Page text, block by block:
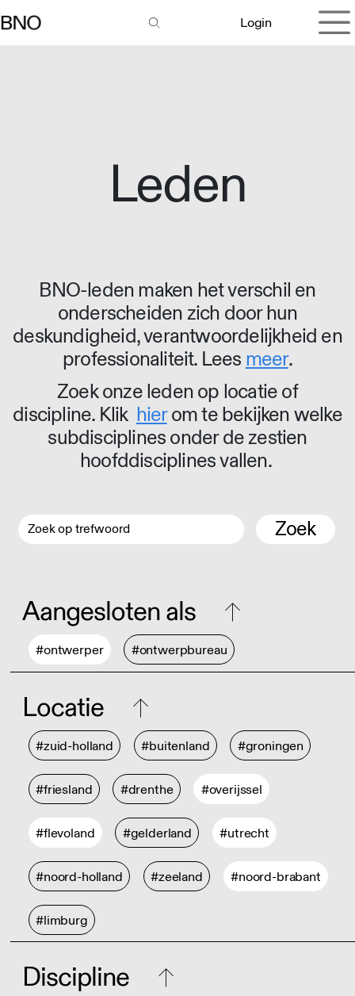
Login
Leden
BNO-leden maken het verschil en
onderscheiden zich door hun
deskundigheid, verantwoordelijkheid en
professionaliteit. Lees meer.
Zoek onze leden op locatie of
discipline. Klik hierom te bekijken welke
subdisciplines onder de zestien
hoofddisciplines vallen.
Zoek
Aangesloten als
#ontwerper #ontwerpbureau
Locatie
#zuid-holland #buitenland #groningen
#friesland #drenthe #overijssel
#flevoland #gelderland #utrecht
#noord-holland #zeeland #noord-brabant
#limburg
Discipline